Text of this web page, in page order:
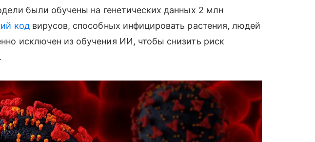
были обучены на генетических данных 2 млн
кодвирусов, способных инфицировать растения, людей
исключен из обучения ИИ, чтобы снизить риск